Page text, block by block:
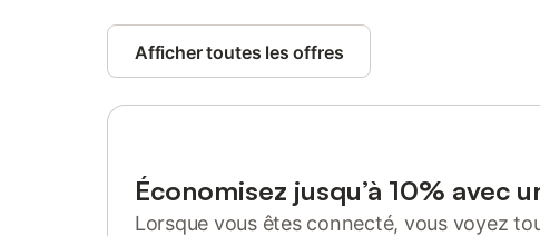
Afficher toutes les offres
Économisez jusqu’à 10% avec
Lorsque vous êtes connecté, vous voyez